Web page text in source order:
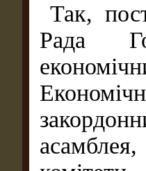
Так,
Рада